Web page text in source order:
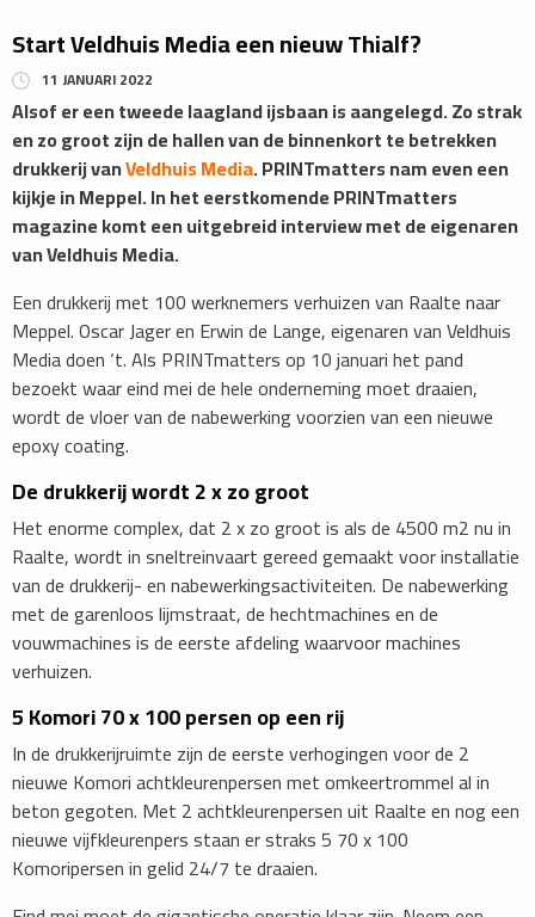
Start Veldhuis Media een nieuw Thialf?
11 JANUARI 2022
Alsof er een tweede laagland ijsbaan is aangelegd. Zo strak
en zo groot zijn de hallen van de binnenkort te betrekken
drukkerij vanVeldhuis Media. PRINTmatters nam even een
kijkje in Meppel. In het eerstkomende PRINTmatters
magazine komt een uitgebreid interview met de eigenaren
van Veldhuis Media.
Een drukkerij met 100 werknemers verhuizen van Raalte naar
Meppel. Oscar Jager en Erwin de Lange, eigenaren van Veldhuis
Media doen ‘t. Als PRINTmatters op 10 januari het pand
bezoekt waar eind mei de hele onderneming moet draaien,
wordt de vloer van de nabewerking voorzien van een nieuwe
epoxy coating.
De drukkerij wordt 2 x zo groot
Het enorme complex, dat 2 x zo groot is als de 4500 m2 nu in
Raalte, wordt in sneltreinvaart gereed gemaakt voor installatie
van de drukkerij- en nabewerkingsactiviteiten. De nabewerking
met de garenloos lijmstraat, de hechtmachines en de
vouwmachines is de eerste afdeling waarvoor machines
verhuizen.
5 Komori 70 x 100 persen op een rij
In de drukkerijruimte zijn de eerste verhogingen voor de 2
nieuwe Komori achtkleurenpersen met omkeertrommel al in
beton gegoten. Met 2 achtkleurenpersen uit Raalte en nog een
nieuwe vijfkleurenpers staan er straks 5 70 x 100
Komoripersen in gelid 24/7 te draaien.